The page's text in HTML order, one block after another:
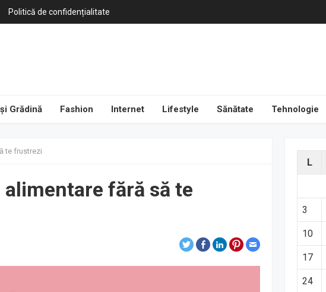
Politică de confidențialitate
Grădină Fashion Internet Lifestyle Sănătate Tehnologie
te frustrezi
fără să te
L
3
10
17
24